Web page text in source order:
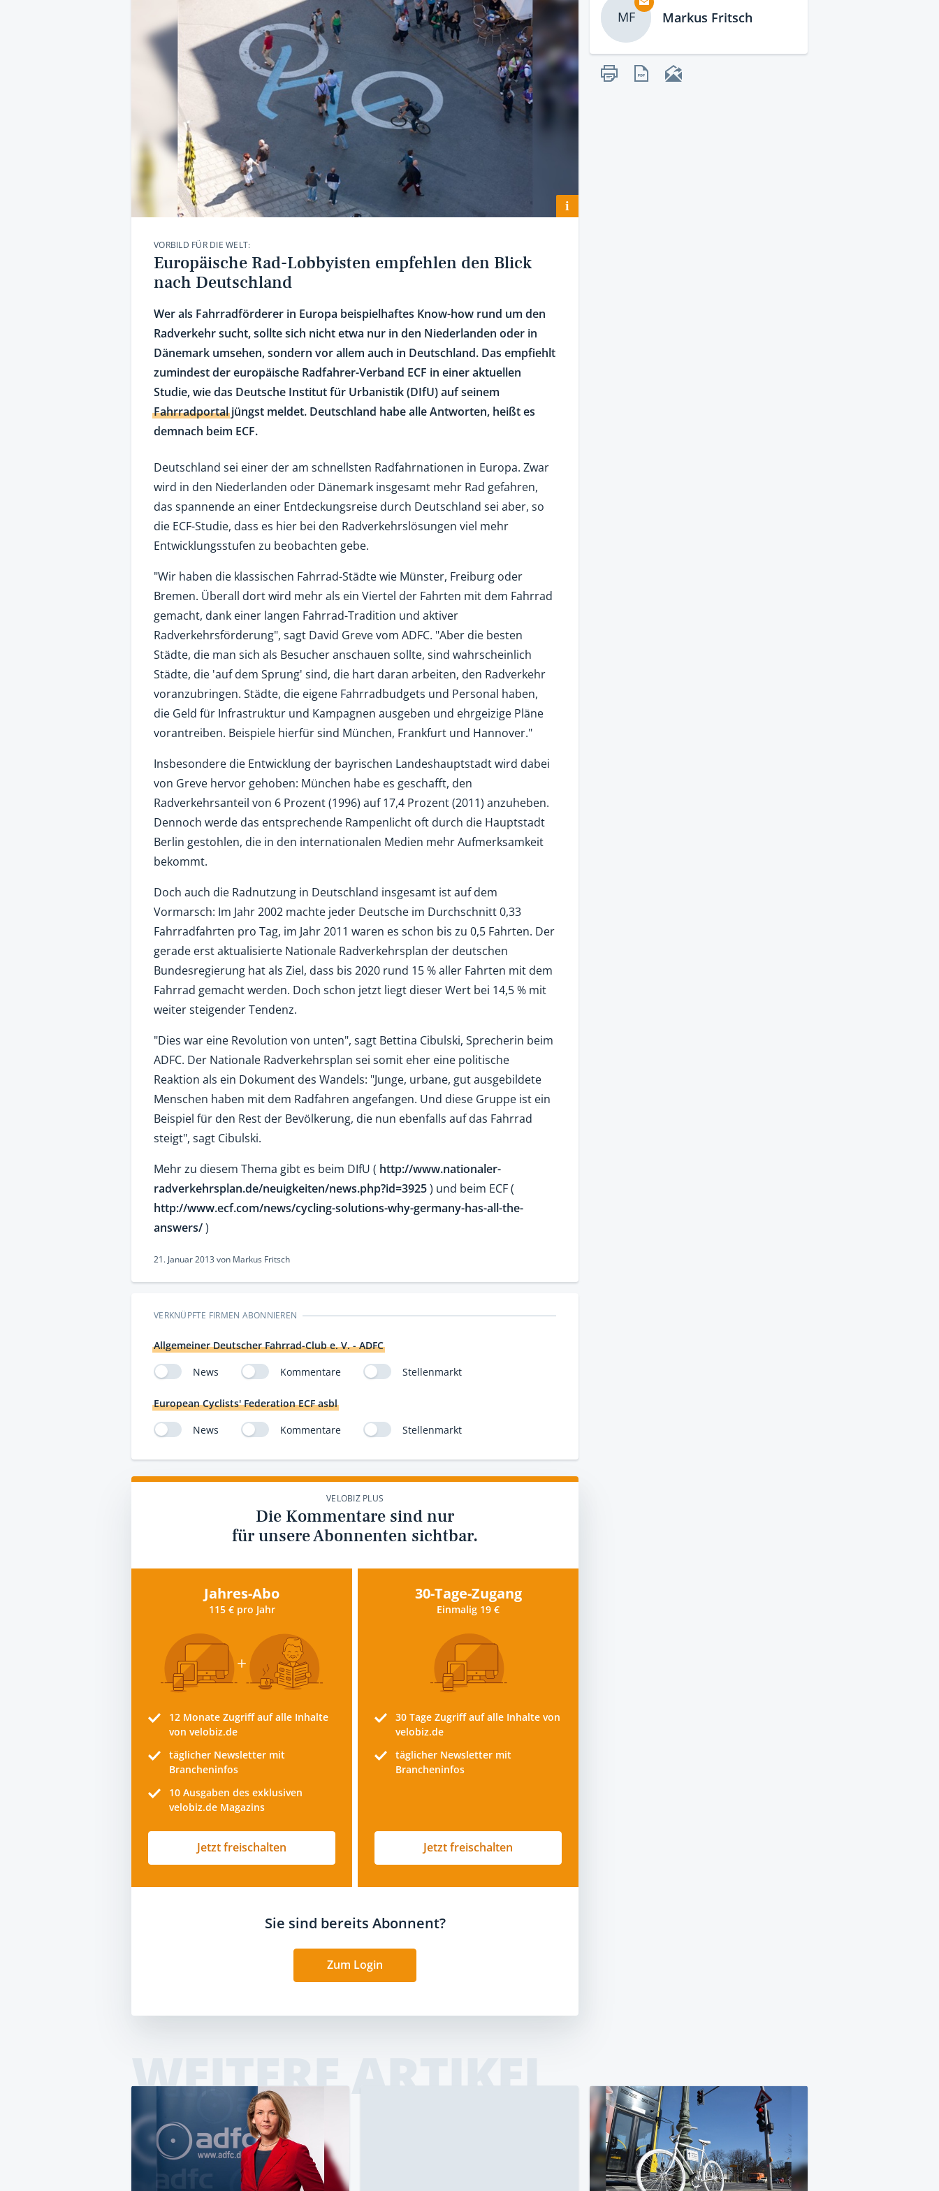
i
VORBILD FÜR DIE WELT:
Europäische Rad-Lobbyisten empfehlen den Blick
nach Deutschland
Wer als Fahrradförderer in Europa beispielhaftes Know-how rund um den
Radverkehr sucht, sollte sich nicht etwa nur in den Niederlanden oder in
Dänemark umsehen, sondern vor allem auch in Deutschland. Das empfiehlt
zumindest der europäische Radfahrer-Verband ECF in einer aktuellen
Studie, wie das Deutsche Institut für Urbanistik (DIfU) auf seinem
Fahrradportaljüngst meldet. Deutschland habe alle Antworten, heißt es
demnach beim ECF.
Deutschland sei einer der am schnellsten Radfahrnationen in Europa. Zwar
wird in den Niederlanden oder Dänemark insgesamt mehr Rad gefahren,
das spannende an einer Entdeckungsreise durch Deutschland sei aber, so
die ECF-Studie, dass es hier bei den Radverkehrslösungen viel mehr
Entwicklungsstufen zu beobachten gebe.
"Wir haben die klassischen Fahrrad-Städte wie Münster, Freiburg oder
Bremen. Überall dort wird mehr als ein Viertel der Fahrten mit dem Fahrrad
gemacht, dank einer langen Fahrrad-Tradition und aktiver
Radverkehrsförderung", sagt David Greve vom ADFC. "Aber die besten
Städte, die man sich als Besucher anschauen sollte, sind wahrscheinlich
Städte, die 'auf dem Sprung' sind, die hart daran arbeiten, den Radverkehr
voranzubringen. Städte, die eigene Fahrradbudgets und Personal haben,
die Geld für Infrastruktur und Kampagnen ausgeben und ehrgeizige Pläne
vorantreiben. Beispiele hierfür sind München, Frankfurt und Hannover."
Insbesondere die Entwicklung der bayrischen Landeshauptstadt wird dabei
von Greve hervor gehoben: München habe es geschafft, den
Radverkehrsanteil von 6 Prozent (1996) auf 17,4 Prozent (2011) anzuheben.
Dennoch werde das entsprechende Rampenlicht oft durch die Hauptstadt
Berlin gestohlen, die in den internationalen Medien mehr Aufmerksamkeit
bekommt.
Doch auch die Radnutzung in Deutschland insgesamt ist auf dem
Vormarsch: Im Jahr 2002 machte jeder Deutsche im Durchschnitt 0,33
Fahrradfahrten pro Tag, im Jahr 2011 waren es schon bis zu 0,5 Fahrten. Der
gerade erst aktualisierte Nationale Radverkehrsplan der deutschen
Bundesregierung hat als Ziel, dass bis 2020 rund 15 % aller Fahrten mit dem
Fahrrad gemacht werden. Doch schon jetzt liegt dieser Wert bei 14,5 % mit
weiter steigender Tendenz.
"Dies war eine Revolution von unten", sagt Bettina Cibulski, Sprecherin beim
ADFC. Der Nationale Radverkehrsplan sei somit eher eine politische
Reaktion als ein Dokument des Wandels: "Junge, urbane, gut ausgebildete
Menschen haben mit dem Radfahren angefangen. Und diese Gruppe ist ein
Beispiel für den Rest der Bevölkerung, die nun ebenfalls auf das Fahrrad
steigt", sagt Cibulski.
Mehr zu diesem Thema gibt es beim DIfU ( http://www.nationaler-
radverkehrsplan.de/neuigkeiten/news.php?id=3925) und beim ECF (
http://www.ecf.com/news/cycling-solutions-why-germany-has-all-the-
answers/)
21. Januar 2013 von Markus Fritsch
VERKNÜPFTE FIRMEN ABONNIEREN
Allgemeiner Deutscher Fahrrad-Club e. V. - ADFC
News
Kommentare Stellenmarkt
European Cyclists' Federation ECF asbl
News
Kommentare Stellenmarkt
VELOBIZ PLUS
Die Kommentare sind nur
für unsere Abonnenten sichtbar.
Jahres-Abo
115 € pro Jahr
12 Monate Zugriff auf alle Inhalte
von velobiz.de
täglicher Newsletter mit
Brancheninfos
10 Ausgaben des exklusiven
velobiz.de Magazins
Jetzt freischalten
30-Tage-Zugang
Einmalig 19 €
30 Tage Zugriff auf alle Inhalte von
velobiz.de
täglicher Newsletter mit
Brancheninfos
Jetzt freischalten
Sie sind bereits Abonnent?
Zum Login
MF Markus Fritsch
WEITERE ARTIKEL